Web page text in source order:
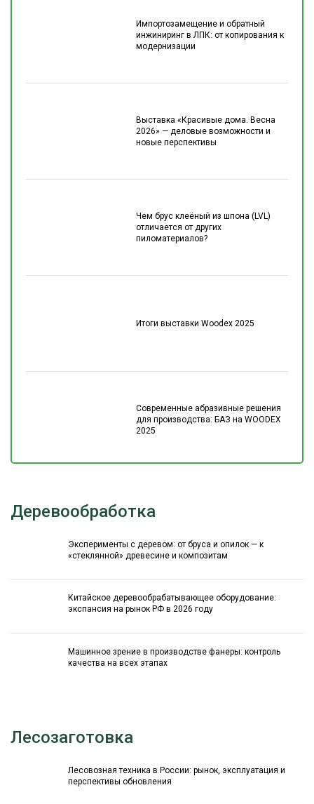
Импортозамещение и обратный
инжиниринг в ЛПК: от копирования к
модернизации
Выставка «Красивые дома. Весна
2026» — деловые возможности и
новые перспективы
Чем брус клеёный из шпона (LVL)
отличается от других
пиломатериалов?
Итоги выставки Woodex 2025
Современные абразивные решения
для производства: БАЗ на WOODEX
2025
Деревообработка
Эксперименты с деревом: от бруса и опилок — к
«стеклянной» древесине и композитам
Китайское деревообрабатывающее оборудование:
экспансия на рынок РФ в 2026 году
Машинное зрение в производстве фанеры: контроль
качества на всех этапах
Лесозаготовка
Лесовозная техника в России: рынок, эксплуатация и
перспективы обновления